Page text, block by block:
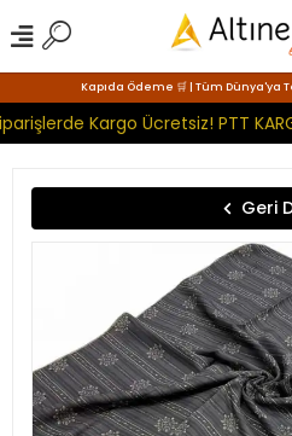
Kapıda Ödeme 🛒 | Tüm Dünya'ya
Kargo Ücretsiz! PTT
Geri